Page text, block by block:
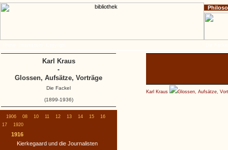
Karl Kraus Glossen, Aufsätze,
1906 08 10 11 12 13 14 15
16
17
1920
1916
Kierkegaard und die Journalisten
Karl Kraus
-
Glossen, Aufsätze, Vorträge
Die Fackel
(1899-1936)